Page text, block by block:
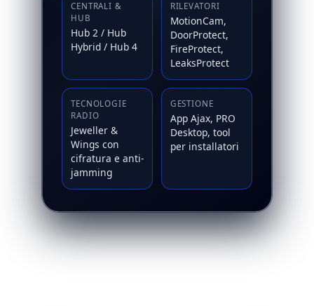
CENTRALI &
HUB
Hub 2 / Hub
Hybrid / Hub 4
RILEVATORI
MotionCam,
DoorProtect,
FireProtect,
LeaksProtect
TECNOLOGIE
RADIO
Jeweller &
Wings con
cifratura e anti-
jamming
GESTIONE
App Ajax, PRO
Desktop, tool
per installatori